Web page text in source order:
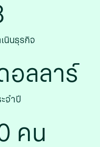
นินธุรกิจ
อลลาร์
จําปี
คน